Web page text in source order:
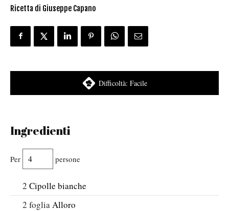
Ricetta di Giuseppe Capano
Difficoltà:Facile
Ingredienti
Per persone
2 Cipolle bianche
2 foglia Alloro